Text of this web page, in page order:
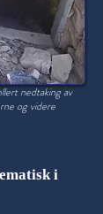
nedtaking av
og videre
i